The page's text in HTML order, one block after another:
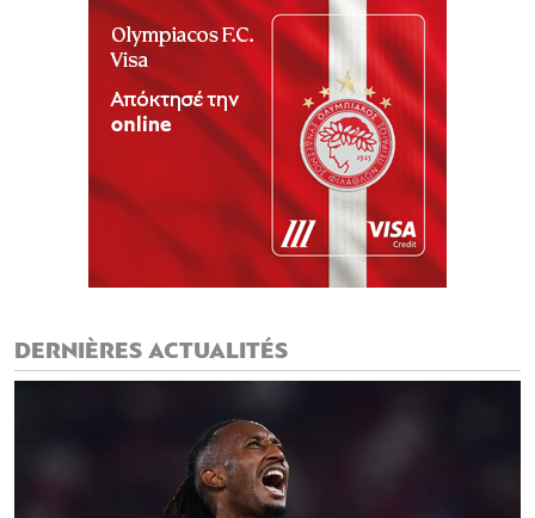
DERNIÈRES ACTUALITÉS